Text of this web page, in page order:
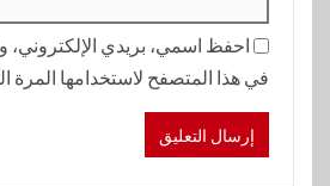
احفظ اسمي، بريدي الإلكتروني،
في هذا المتصفح لاستخدامها المرة